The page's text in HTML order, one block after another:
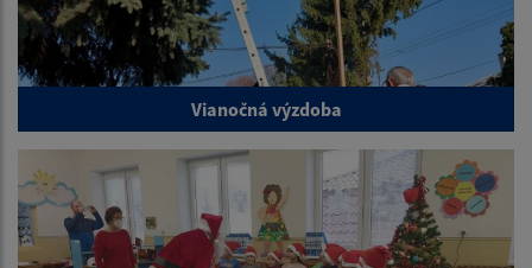
Vianočná výzdoba